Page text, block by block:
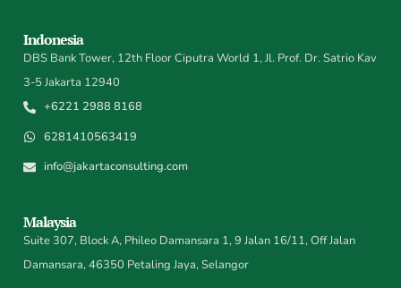
Indonesia
DBS Bank Tower, 12th Floor Ciputra World 1, Jl. Prof. Dr. Satrio Kav
3-5 Jakarta 12940
+6221 2988 8168
6281410563419
info@jakartaconsulting.com
Malaysia
Suite 307, Block A, Phileo Damansara 1, 9 Jalan 16/11, Off Jalan
Damansara, 46350 Petaling Jaya, Selangor